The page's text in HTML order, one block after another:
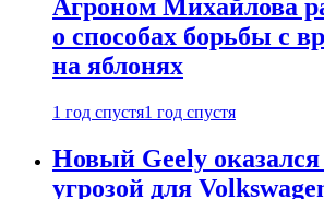
Агроном Михайлова
о способах борьбы с
на яблонях
1 год спустя1 год спустя
Новый Geely
угрозой для